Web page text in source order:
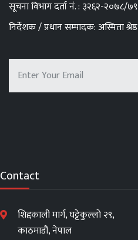
सूचना विभाग दर्ता नं. : ३२६२-२०७८/७९
निर्देशक / प्रधान सम्पादक: अस्मिता श्रेष्ठ
Contact
शिद्दकाली मार्ग, घट्टेकुल्लो २९,
काठमाडौं, नेपाल